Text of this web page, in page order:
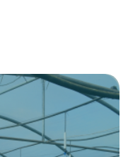
на-Дону,